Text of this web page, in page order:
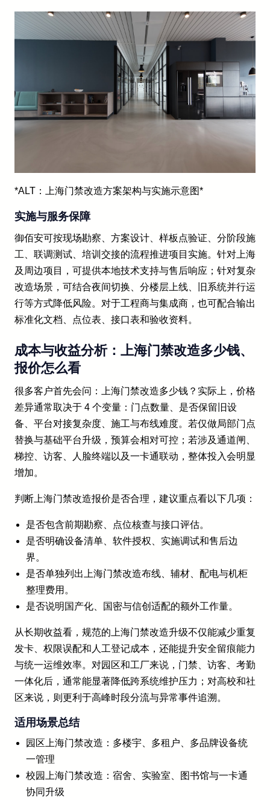
*ALT：上海门禁改造方案架构与实施示意图*
实施与服务保障
御佰安可按现场勘察、方案设计、样板点验证、分阶段施
工、联调测试、培训交接的流程推进项目实施。针对上海
及周边项目，可提供本地技术支持与售后响应；针对复杂
改造场景，可结合夜间切换、分楼层上线、旧系统并行运
行等方式降低风险。对于工程商与集成商，也可配合输出
标准化文档、点位表、接口表和验收资料。
成本与收益分析：上海门禁改造多少钱、
报价怎么看
很多客户首先会问：上海门禁改造多少钱？实际上，价格
差异通常取决于 4 个变量：门点数量、是否保留旧设
备、平台对接复杂度、施工与布线难度。若仅做局部门点
替换与基础平台升级，预算会相对可控；若涉及通道闸、
梯控、访客、人脸终端以及一卡通联动，整体投入会明显
增加。
判断上海门禁改造报价是否合理，建议重点看以下几项：
是否包含前期勘察、点位核查与接口评估。
是否明确设备清单、软件授权、实施调试和售后边
界。
是否单独列出上海门禁改造布线、辅材、配电与机柜
整理费用。
是否说明国产化、国密与信创适配的额外工作量。
从长期收益看，规范的上海门禁改造升级不仅能减少重复
发卡、权限误配和人工登记成本，还能提升安全留痕能力
与统一运维效率。对园区和工厂来说，门禁、访客、考勤
一体化后，通常能显著降低跨系统维护压力；对高校和社
区来说，则更利于高峰时段分流与异常事件追溯。
适用场景总结
园区上海门禁改造：多楼宇、多租户、多品牌设备统
一管理
校园上海门禁改造：宿舍、实验室、图书馆与一卡通
协同升级